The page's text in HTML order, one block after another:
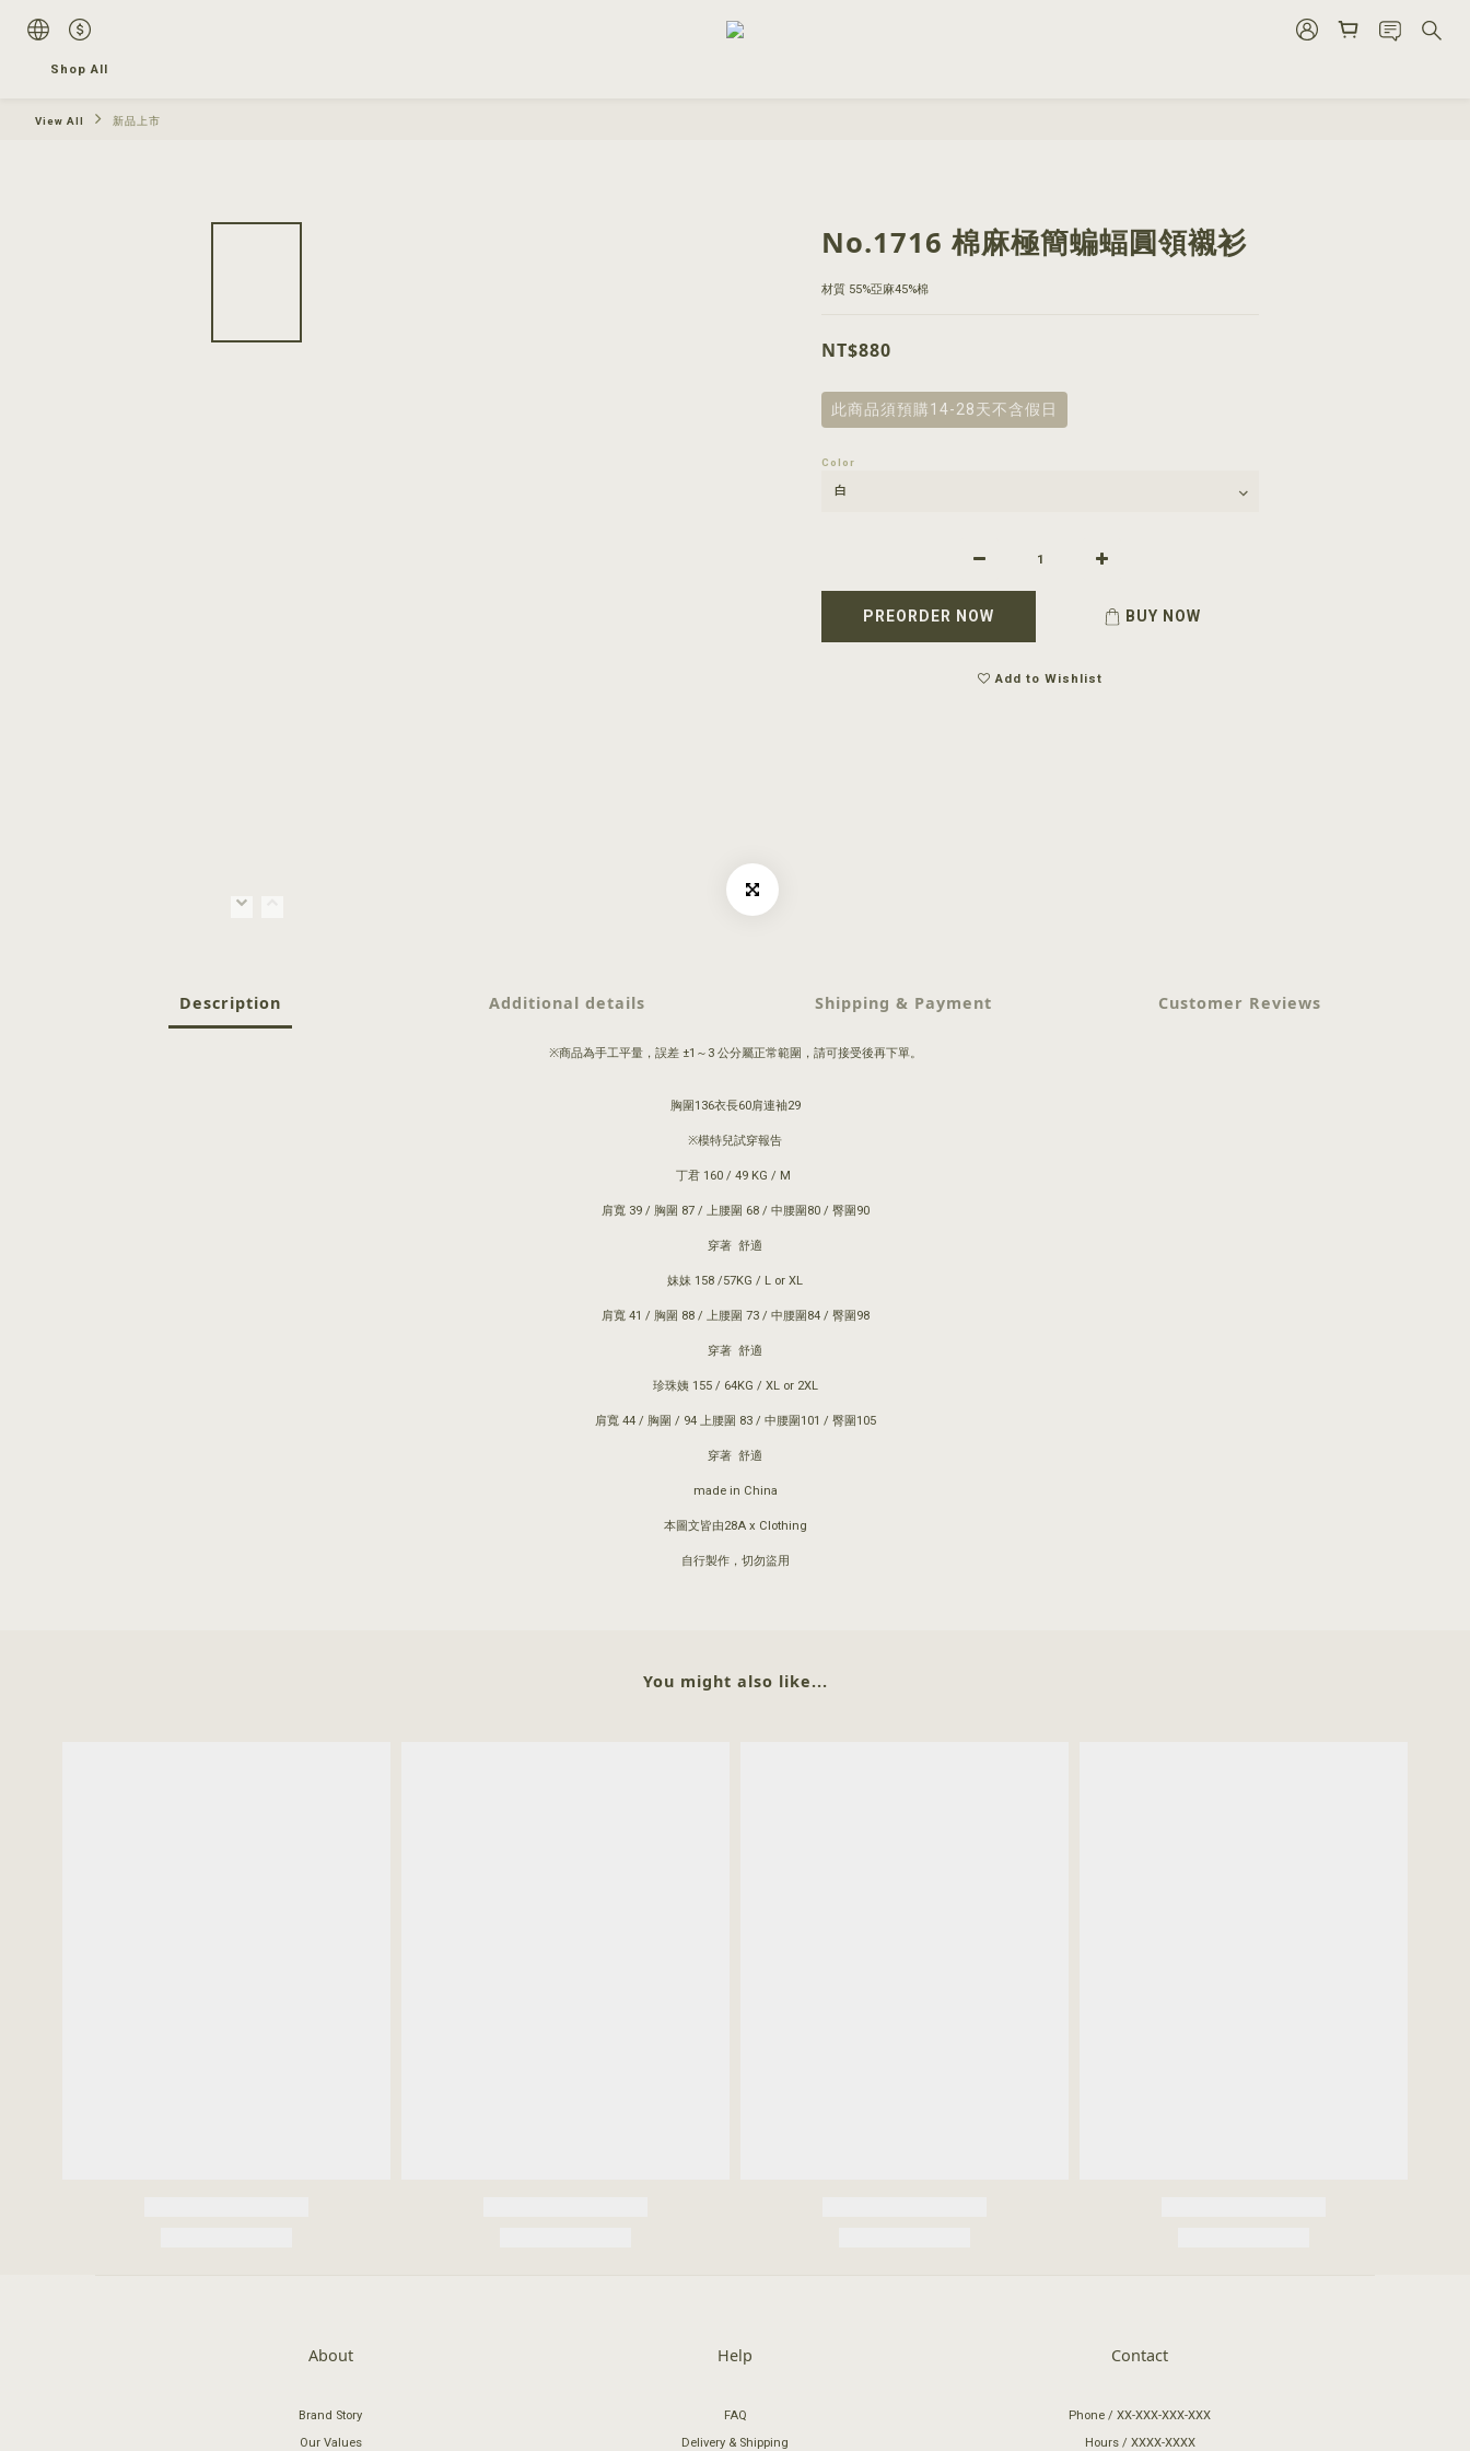
Shop All
View All 新品上市
No.1716 棉麻極簡蝙蝠圓領襯衫
材質 55%亞麻45%棉
NT$880
此商品須預購14-28天不含假日
Color
PREORDER NOW BUY NOW
Add to Wishlist
Description Additional details Shipping & Payment Customer Reviews
※商品為手工平量，誤差 ±1～3 公分屬正常範圍，請可接受後再下單。
胸圍136衣長60肩連袖29
※模特兒試穿報告
丁君 160 / 49 KG / M
肩寬 39 / 胸圍 87 / 上腰圍 68 / 中腰圍80 / 臀圍90
穿著 舒適
妹妹 158 /57KG / L or XL
肩寬 41 / 胸圍 88 / 上腰圍 73 / 中腰圍84 / 臀圍98
穿著 舒適
珍珠姨 155 / 64KG / XL or 2XL
肩寬 44 / 胸圍 / 94 上腰圍 83 / 中腰圍101 / 臀圍105
穿著 舒適
made in China
本圖文皆由28A x Clothing
自行製作，切勿盜用
You might also like...
About
Brand Story
Our Values
Help
FAQ
Delivery & Shipping
Contact
Phone / XX-XXX-XXX-XXX
Hours / XXXX-XXXX